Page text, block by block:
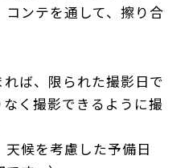
ンテを通して、擦り合
ば、限られた撮影日で
く撮影できるように撮
天候を考慮した予備日